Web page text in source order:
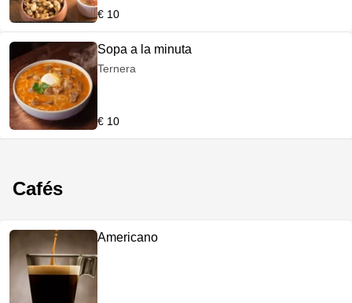
presa de gallina tierna y complementos al gusto.
€ 10
Sopa a la minuta
Ternera
€ 10
Cafés
Americano